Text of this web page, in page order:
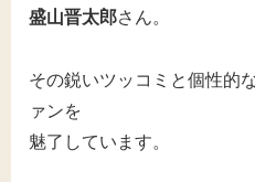
盛山晋太郎さん。
その鋭いツッコミと個性的
ァンを
魅了しています。